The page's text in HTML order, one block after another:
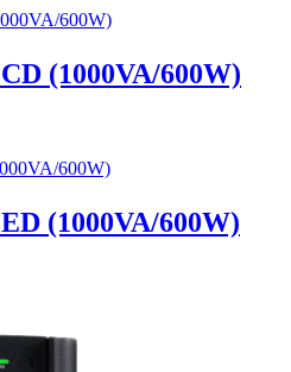
(1000VA/600W)
(1000VA/600W)